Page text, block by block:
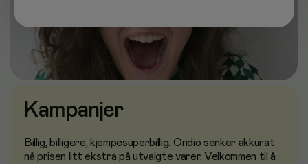
Kampanjer
Billig, billigere, kjempesuperbillig. Ondio senker akkurat
nå prisen litt ekstra på utvalgte varer. Velkommen til å